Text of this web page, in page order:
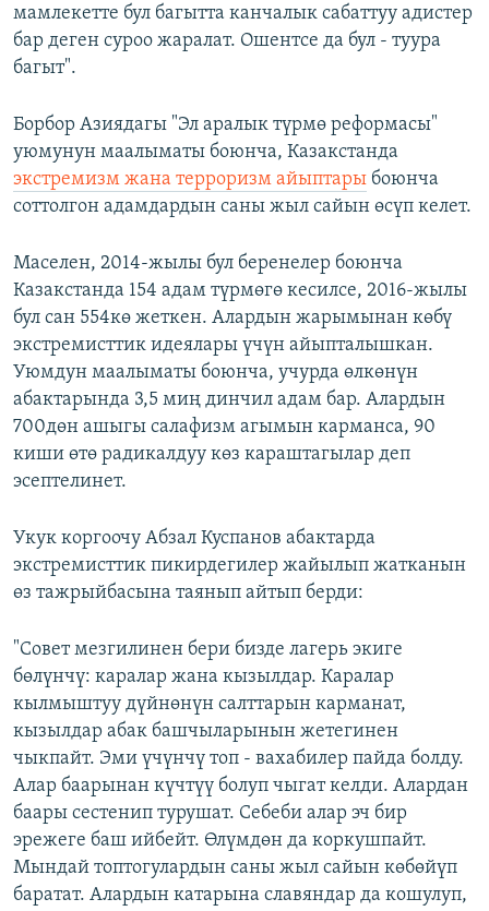
мамлекетте бул багытта канчалык сабаттуу адистер
бар деген суроо жаралат. Ошентсе да бул - туура
багыт".
Борбор Азиядагы "Эл аралык түрмө реформасы"
уюмунун маалыматы боюнча, Казакстанда
экстремизм жана терроризм айыптары боюнча
соттолгон адамдардын саны жыл сайын өсүп келет.
Маселен, 2014-жылы бул беренелер боюнча
Казакстанда 154 адам түрмөгө кесилсе, 2016-жылы
бул сан 554кө жеткен. Алардын жарымынан көбү
экстремисттик идеялары үчүн айыпталышкан.
Уюмдун маалыматы боюнча, учурда өлкөнүн
абактарында 3,5 миң динчил адам бар. Алардын
700дөн ашыгы салафизм агымын карманса, 90
киши өтө радикалдуу көз караштагылар деп
эсептелинет.
Укук коргоочу Абзал Куспанов абактарда
экстремисттик пикирдегилер жайылып жатканын
өз тажрыйбасына таянып айтып берди:
"Совет мезгилинен бери бизде лагерь экиге
бөлүнчү: каралар жана кызылдар. Каралар
кылмыштуу дүйнөнүн салттарын карманат,
кызылдар абак башчыларынын жетегинен
чыкпайт. Эми үчүнчү топ - вахабилер пайда болду.
Алар баарынан күчтүү болуп чыгат келди. Алардан
баары сестенип турушат. Себеби алар эч бир
эрежеге баш ийбейт. Өлүмдөн да коркушпайт.
Мындай топтогулардын саны жыл сайын көбөйүп
баратат. Алардын катарына славяндар да кошулуп,